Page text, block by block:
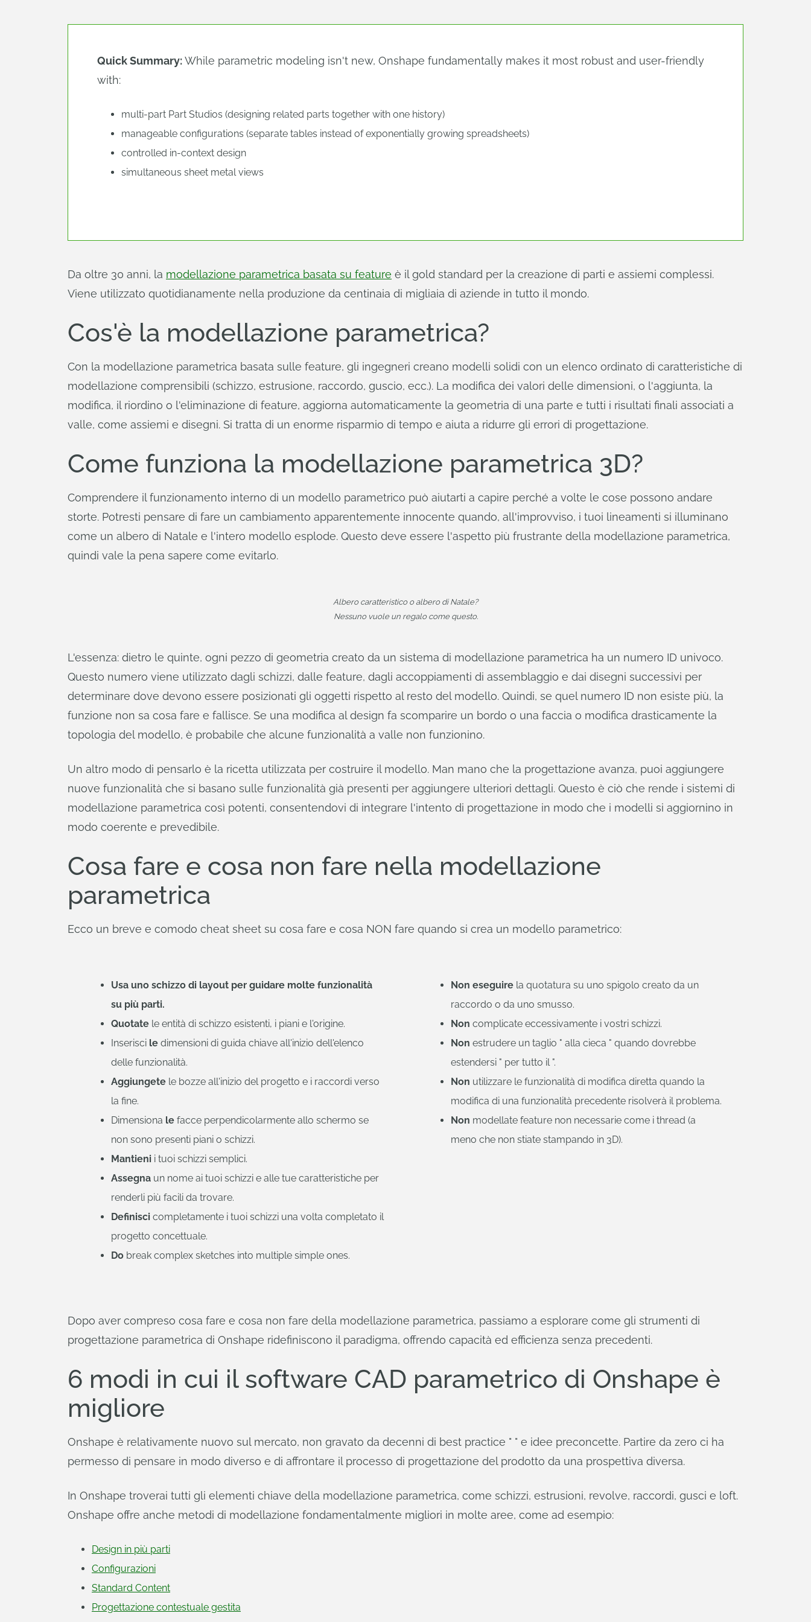
Quick Summary:While parametric modeling isn't new, Onshape fundamentally makes it most robust and user-friendly
with:
multi-part Part Studios (designing related parts together with one history)
manageable configurations (separate tables instead of exponentially growing spreadsheets)
controlled in-context design
simultaneous sheet metal views
Da oltre 30 anni, la modellazione parametrica basata su feature è il gold standard per la creazione di parti e assiemi complessi.
Viene utilizzato quotidianamente nella produzione da centinaia di migliaia di aziende in tutto il mondo.
Cos'è la modellazione parametrica?
Con la modellazione parametrica basata sulle feature, gli ingegneri creano modelli solidi con un elenco ordinato di caratteristiche di
modellazione comprensibili (schizzo, estrusione, raccordo, guscio, ecc.). La modifica dei valori delle dimensioni, o l'aggiunta, la
modifica, il riordino o l'eliminazione di feature, aggiorna automaticamente la geometria di una parte e tutti i risultati finali associati a
valle, come assiemi e disegni. Si tratta di un enorme risparmio di tempo e aiuta a ridurre gli errori di progettazione.
Come funziona la modellazione parametrica 3D?
Comprendere il funzionamento interno di un modello parametrico può aiutarti a capire perché a volte le cose possono andare
storte. Potresti pensare di fare un cambiamento apparentemente innocente quando, all'improvviso, i tuoi lineamenti si illuminano
come un albero di Natale e l'intero modello esplode. Questo deve essere l'aspetto più frustrante della modellazione parametrica,
quindi vale la pena sapere come evitarlo.
Albero caratteristico o albero di Natale?
Nessuno vuole un regalo come questo.
L'essenza: dietro le quinte, ogni pezzo di geometria creato da un sistema di modellazione parametrica ha un numero ID univoco.
Questo numero viene utilizzato dagli schizzi, dalle feature, dagli accoppiamenti di assemblaggio e dai disegni successivi per
determinare dove devono essere posizionati gli oggetti rispetto al resto del modello. Quindi, se quel numero ID non esiste più, la
funzione non sa cosa fare e fallisce. Se una modifica al design fa scomparire un bordo o una faccia o modifica drasticamente la
topologia del modello, è probabile che alcune funzionalità a valle non funzionino.
Un altro modo di pensarlo è la ricetta utilizzata per costruire il modello. Man mano che la progettazione avanza, puoi aggiungere
nuove funzionalità che si basano sulle funzionalità già presenti per aggiungere ulteriori dettagli. Questo è ciò che rende i sistemi di
modellazione parametrica così potenti, consentendovi di integrare l'intento di progettazione in modo che i modelli si aggiornino in
modo coerente e prevedibile.
Cosa fare e cosa non fare nella modellazione
parametrica
Ecco un breve e comodo cheat sheet su cosa fare e cosa NON fare quando si crea un modello parametrico:
Usa uno schizzo di layout per guidare molte funzionalità
su più parti.
Quotate le entità di schizzo esistenti, i piani e l'origine.
Inserisci le dimensioni di guida chiave all'inizio dell'elenco
delle funzionalità.
Aggiungete le bozze all'inizio del progetto e i raccordi verso
la fine.
Dimensiona le facce perpendicolarmente allo schermo se
non sono presenti piani o schizzi.
Mantieni i tuoi schizzi semplici.
Assegna un nome ai tuoi schizzi e alle tue caratteristiche per
renderli più facili da trovare.
Definisci completamente i tuoi schizzi una volta completato il
progetto concettuale.
Do break complex sketches into multiple simple ones.
Non eseguirela quotatura su uno spigolo creato da un
raccordo o da uno smusso.
Non complicate eccessivamente i vostri schizzi.
Non estrudere un taglio " alla cieca " quando dovrebbe
estendersi " per tutto il ".
Non utilizzare le funzionalità di modifica diretta quando la
modifica di una funzionalità precedente risolverà il problema.
Non modellate feature non necessarie come i thread (a
meno che non stiate stampando in 3D).
Dopo aver compreso cosa fare e cosa non fare della modellazione parametrica, passiamo a esplorare come gli strumenti di
progettazione parametrica di Onshape ridefiniscono il paradigma, offrendo capacità ed efficienza senza precedenti.
6 modi in cui il software CAD parametrico di Onshape è
migliore
Onshape è relativamente nuovo sul mercato, non gravato da decenni di best practice " " e idee preconcette. Partire da zero ci ha
permesso di pensare in modo diverso e di affrontare il processo di progettazione del prodotto da una prospettiva diversa.
In Onshape troverai tutti gli elementi chiave della modellazione parametrica, come schizzi, estrusioni, revolve, raccordi, gusci e loft.
Onshape offre anche metodi di modellazione fondamentalmente migliori in molte aree, come ad esempio:
Design in più parti
Configurazioni
Standard Content
Progettazione contestuale gestita